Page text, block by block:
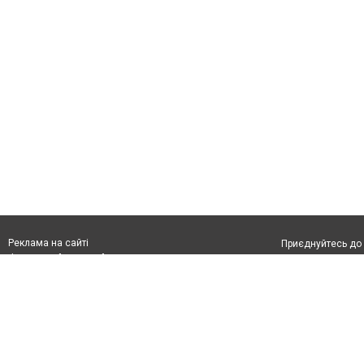
Реклама на сайті
Франшиза "CitySites"
Приєднуйтесь до